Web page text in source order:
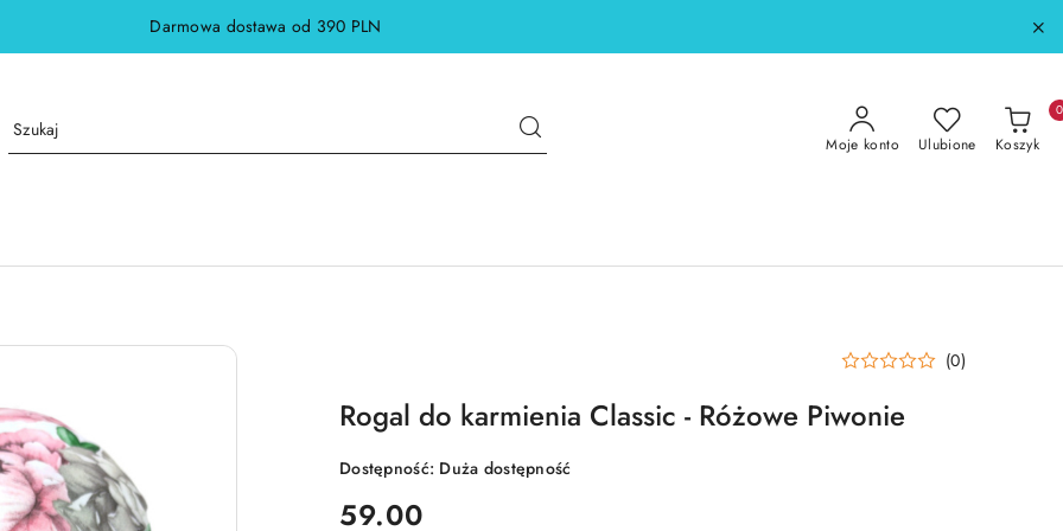
Darmowa dostawa od 390 PLN
Moje konto Ulubione Koszyk
0
(0)
Rogal do karmienia Classic - Różowe Piwonie
Dostępność: Duża dostępność
cena:
59.00